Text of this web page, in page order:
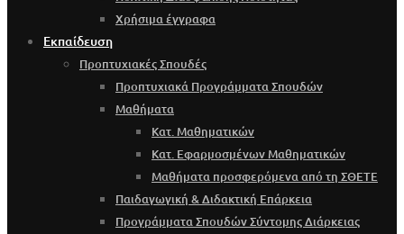
Χρήσιμα έγγραφα
Εκπαίδευση
Προπτυχιακές Σπουδές
Προπτυχιακά Προγράμματα Σπουδών
Μαθήματα
Κατ. Μαθηματικών
Κατ. Εφαρμοσμένων Μαθηματικών
Μαθήματα προσφερόμενα από τη ΣΘΕΤΕ
Παιδαγωγική & Διδακτική Επάρκεια
Προγράμματα Σπουδών Σύντομης Διάρκειας